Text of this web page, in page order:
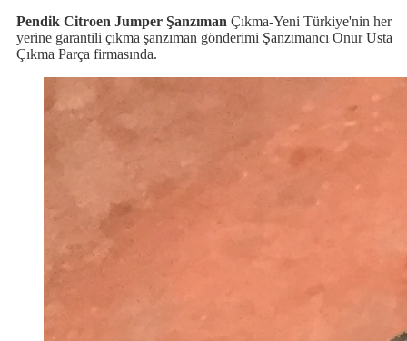
Pendik Citroen Jumper Şanzıman Çıkma-Yeni Türkiye'nin her
yerine garantili çıkma şanzıman gönderimi Şanzımancı Onur Usta
Çıkma Parça firmasında.